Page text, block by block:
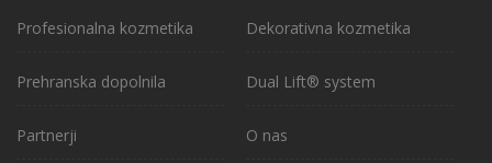
Profesionalna kozmetika Dekorativna kozmetika
Prehranska dopolnila Dual Lift® system
Partnerji O nas